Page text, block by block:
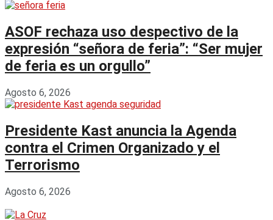
ASOF rechaza uso despectivo de la
expresión “señora de feria”: “Ser mujer
de feria es un orgullo”
Agosto 6, 2026
Presidente Kast anuncia la Agenda
contra el Crimen Organizado y el
Terrorismo
Agosto 6, 2026